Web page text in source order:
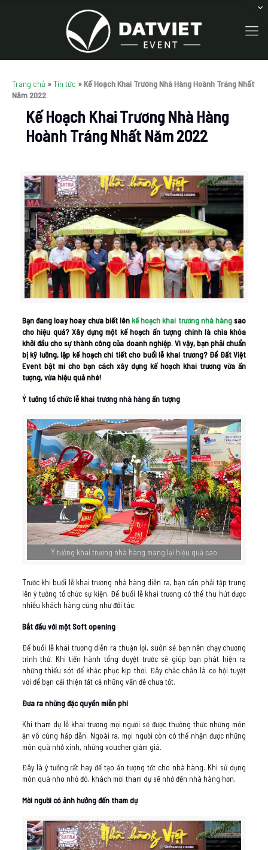
Trang chủ »Tin tức »Kế Hoạch Khai Trương Nhà Hàng Hoành Tráng Nhất
Năm 2022
Kế Hoạch Khai Trương Nhà Hàng
Hoành Tráng Nhất Năm 2022
Bạn đang loay hoay chưa biết lênkế hoạch khai trương nhà hàngsao
cho hiệu quả? Xây dựng một kế hoạch ấn tượng chính là chìa khóa
khởi đầu cho sự thành công của doanh nghiệp.Vì vậy, bạn phải chuẩn
bị kỹ lưỡng, lập kế hoạch chi tiết cho buổi lễ khai trương? Để Đất Việt
Event bật mí cho bạn cách xây dựng kế hoạch khai trương vừa ấn
tượng, vừa hiệu quả nhé!
Ý tưởng tổ chức lễ khai trương nhà hàng ấn tượng
Ý tưởng khai trương nhà hàng mang lại hiệu quả cao
Trước khi buổi lễ khai trương nhà hàng diễn ra, bạn cần phải tập trung
lên ý tưởng tổ chức sự kiện. Để buổi lễ khai trương có thể thu hút được
nhiều khách hàng cũng như đối tác.
Bắt đầu với một Soft opening
Để buổi lễ khai trương diễn ra thuận lợi, suôn sẻ bạn nên chạy chương
trình thử. Khi tiến hành tổng duyệt trước sẽ giúp bạn phát hiện ra
những thiếu sót để khắc phục kịp thời. Đây chắc chắn là cơ hội tuyệt
vời để bạn cải thiện tất cả những vấn đề chưa tốt.
Đưa ra những đặc quyền miễn phí
Khi tham dự lễ khai trương mọi người sẽ được thưởng thức những món
ăn vô cùng hấp dẫn. Ngoài ra, mọi người còn có thể nhận được những
món quà nhỏ xinh, những voucher giảm giá.
Đây là ý tưởng rất hay để tạo ấn tượng tốt cho nhà hàng. Khi sử dụng
món quà nho nhỏ đó, khách mời tham dự sẽ nhớ đến nhà hàng hơn.
Mời người có ảnh hưởng đến tham dự